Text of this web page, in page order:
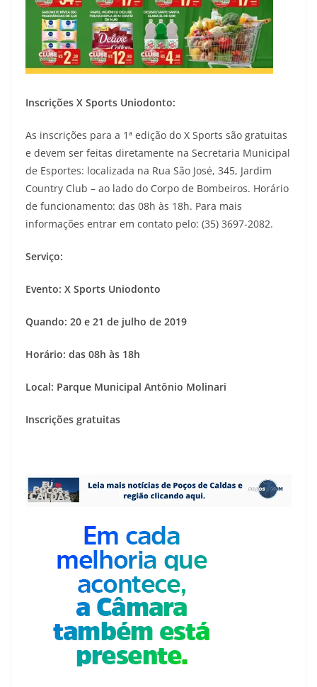
Inscrições X Sports Uniodonto:
As inscrições para a 1ª edição do X Sports são gratuitas
e devem ser feitas diretamente na Secretaria Municipal
de Esportes: localizada na Rua São José, 345, Jardim
Country Club – ao lado do Corpo de Bombeiros. Horário
de funcionamento: das 08h às 18h. Para mais
informações entrar em contato pelo: (35) 3697-2082.
Serviço:
Evento: X Sports Uniodonto
Quando: 20 e 21 de julho de 2019
Horário: das 08h às 18h
Local: Parque Municipal Antônio Molinari
Inscrições gratuitas